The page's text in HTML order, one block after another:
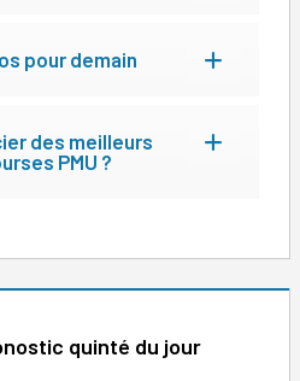
pour demain
des meilleurs
PMU ?
quinté du jour